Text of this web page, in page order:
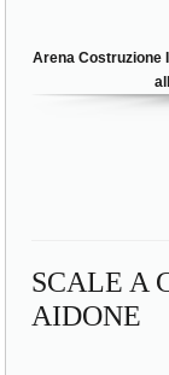
Arena Costruzione
SCALE A
AIDONE